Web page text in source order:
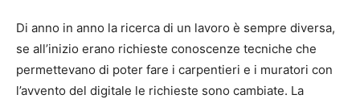
Di anno in anno la ricerca di un lavoro è sempre diversa,
se all’inizio erano richieste conoscenze tecniche che
permettevano di poter fare i carpentieri e i muratori con
l’avvento del digitale le richieste sono cambiate. La